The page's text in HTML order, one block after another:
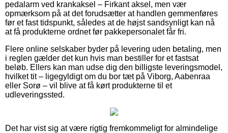
pedalarm ved krankaksel – Firkant aksel, men vær
opmærksom på at det forudsætter at handlen gemmenføres
før et fast tidspunkt, således at de højst sandsynligt kan nå
at få produkterne ordnet før pakkepersonalet får fri.
Flere online selskaber byder på levering uden betaling, men
i reglen gælder det kun hvis man bestiller for et fastsat
beløb. Ellers kan man udse dig den billigste leveringsmodel,
hvilket tit – ligegyldigt om du bor tæt på Viborg, Aabenraa
eller Sorø – vil blive at få kørt produkterne til et
udleveringssted.
Det har vist sig at være rigtig fremkommeligt for almindelige